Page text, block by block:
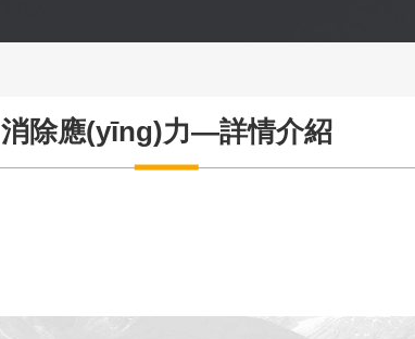
消除應(yīng)力—詳情介紹